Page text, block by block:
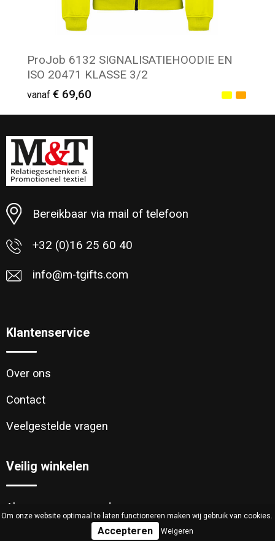
ProJob 6132 SIGNALISATIEHOODIE EN
ISO 20471 KLASSE 3/2
vanaf € 69,60
Minimale afname: 2
Bereikbaar via mail of telefoon
+32 (0)16 25 60 40
info@m-tgifts.com
Klantenservice
Over ons
Contact
Veelgestelde vragen
Veilig winkelen
Algemene voorwaarden
Om onze website optimaal te laten functioneren maken wij gebruik van cookies.
Weigeren